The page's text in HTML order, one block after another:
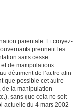
parentale. Et croyez-
prennent les
sans cesse
et de manipulations
détriment de l’autre afin
que possible cet autre
de la manipulation
sans que cela ne soit
actuelle du 4 mars 2002